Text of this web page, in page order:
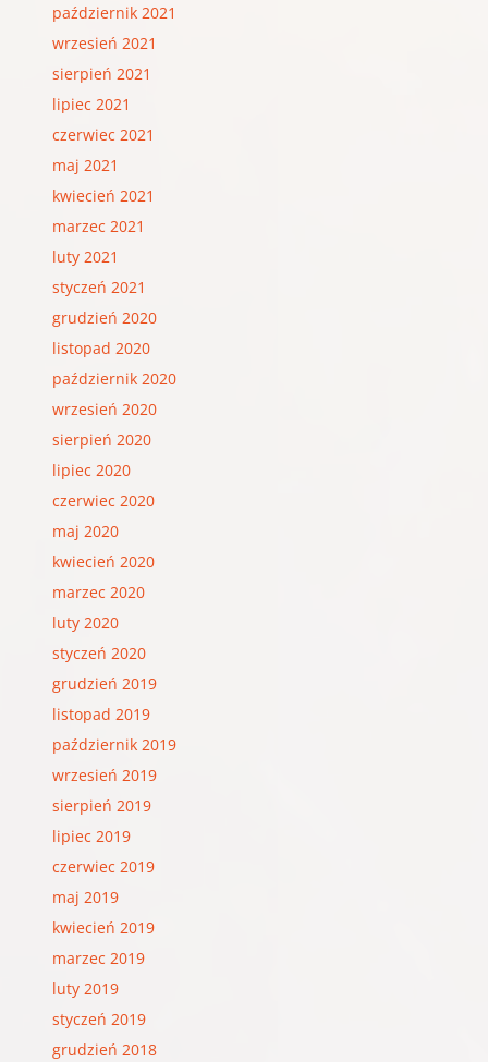
październik 2021
wrzesień 2021
sierpień 2021
lipiec 2021
czerwiec 2021
maj 2021
kwiecień 2021
marzec 2021
luty 2021
styczeń 2021
grudzień 2020
listopad 2020
październik 2020
wrzesień 2020
sierpień 2020
lipiec 2020
czerwiec 2020
maj 2020
kwiecień 2020
marzec 2020
luty 2020
styczeń 2020
grudzień 2019
listopad 2019
październik 2019
wrzesień 2019
sierpień 2019
lipiec 2019
czerwiec 2019
maj 2019
kwiecień 2019
marzec 2019
luty 2019
styczeń 2019
grudzień 2018